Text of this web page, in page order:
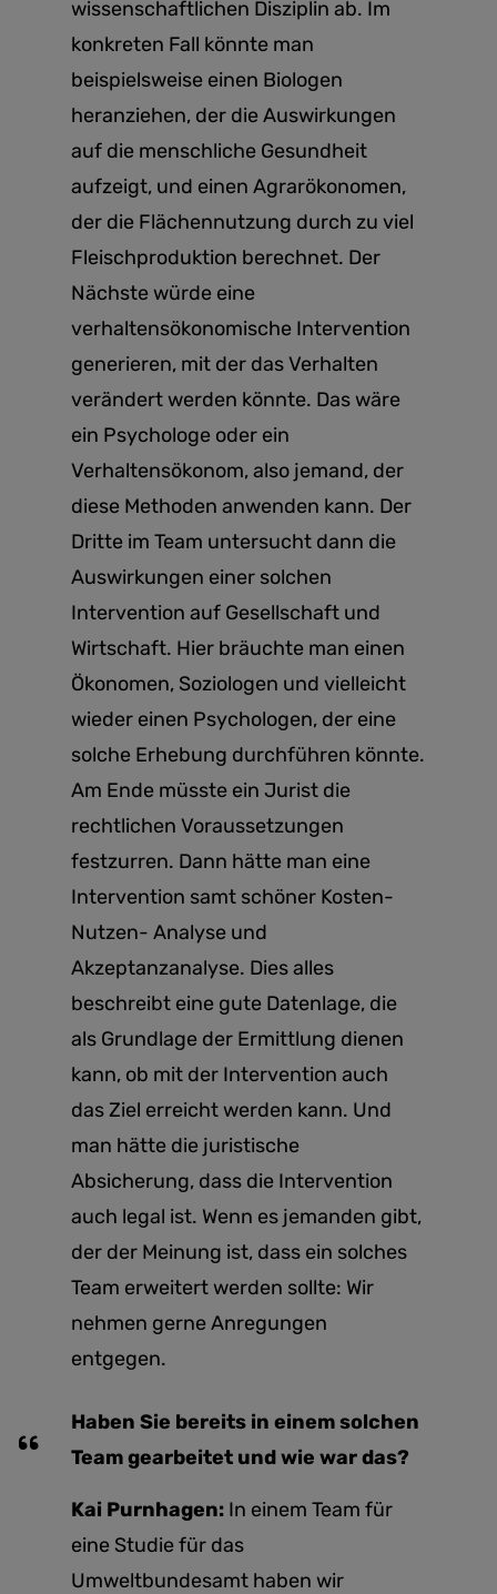
wissenschaftlichen Disziplin ab. Im
konkreten Fall könnte man
beispielsweise einen Biologen
heranziehen, der die Auswirkungen
auf die menschliche Gesundheit
aufzeigt, und einen Agrarökonomen,
der die Flächennutzung durch zu viel
Fleischproduktion berechnet. Der
Nächste würde eine
verhaltensökonomische Intervention
generieren, mit der das Verhalten
verändert werden könnte. Das wäre
ein Psychologe oder ein
Verhaltensökonom, also jemand, der
diese Methoden anwenden kann. Der
Dritte im Team untersucht dann die
Auswirkungen einer solchen
Intervention auf Gesellschaft und
Wirtschaft. Hier bräuchte man einen
Ökonomen, Soziologen und vielleicht
wieder einen Psychologen, der eine
solche Erhebung durchführen könnte.
Am Ende müsste ein Jurist die
rechtlichen Voraussetzungen
festzurren. Dann hätte man eine
Intervention samt schöner Kosten-
Nutzen- Analyse und
Akzeptanzanalyse. Dies alles
beschreibt eine gute Datenlage, die
als Grundlage der Ermittlung dienen
kann, ob mit der Intervention auch
das Ziel erreicht werden kann. Und
man hätte die juristische
Absicherung, dass die Intervention
auch legal ist. Wenn es jemanden gibt,
der der Meinung ist, dass ein solches
Team erweitert werden sollte: Wir
nehmen gerne Anregungen
entgegen.
Haben Sie bereits in einem solchen
Team gearbeitet und wie war das?
Kai Purnhagen: In einem Team für
eine Studie für das
Umweltbundesamt haben wir